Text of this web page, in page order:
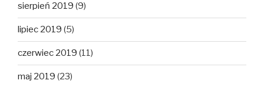
sierpień 2019 (9)
lipiec 2019 (5)
czerwiec 2019 (11)
maj 2019 (23)